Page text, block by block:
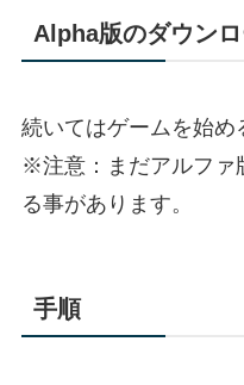
Alpha版のダウン
続いてはゲームを始め
※注意：まだアルファ
る事があります。
手順